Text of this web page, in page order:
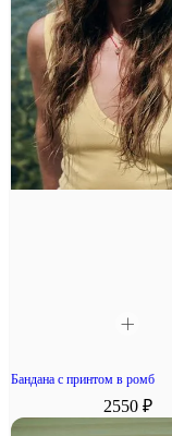
Бандана с принтом в ромб
2550 ₽